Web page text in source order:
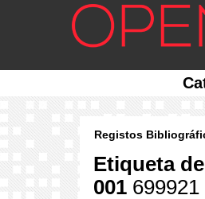
Registos
Etiqueta
001 699921